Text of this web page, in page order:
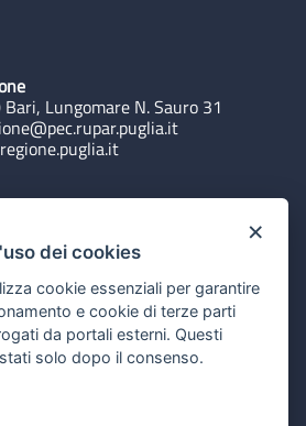
Lungomare N. Sauro 31
×
dei cookies
cookie essenziali per garantire
e cookie di terze parti
da portali esterni. Questi
solo dopo il consenso.